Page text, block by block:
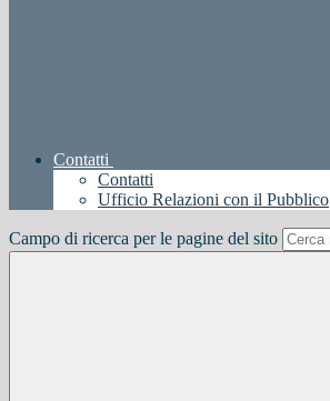
Contatti
Contatti
Ufficio Relazioni con il Pubblico
Campo di ricerca per le pagine del sito